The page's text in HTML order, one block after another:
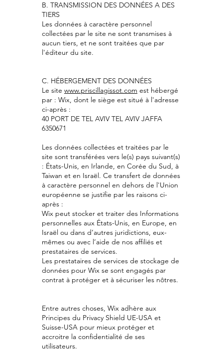
B. TRANSMISSION DES DONNÉES A DES
TIERS
Les données à caractère personnel
collectées par le site ne sont transmises à
aucun tiers, et ne sont traitées que par
l'éditeur du site.
C. HÉBERGEMENT DES DONNÉES
Le site www.priscillagissot.com est hébergé
par : Wix, dont le siège est situé à l'adresse
ci-après :
40 PORT DE TEL AVIV TEL AVIV JAFFA
6350671
Les données collectées et traitées par le
site sont transférées vers le(s) pays suivant(s)
: États-Unis, en Irlande, en Corée du Sud, à
Taiwan et en Israël. Ce transfert de données
à caractère personnel en dehors de l'Union
européenne se justifie par les raisons ci-
après :
Wix peut stocker et traiter des Informations
personnelles aux États-Unis, en Europe, en
Israël ou dans d’autres juridictions, eux-
mêmes ou avec l’aide de nos affiliés et
prestataires de services.
Les prestataires de services de stockage de
données pour Wix se sont engagés par
contrat à protéger et à sécuriser les nôtres.
Entre autres choses, Wix adhère aux
Principes du Privacy Shield UE-USA et
Suisse-USA pour mieux protéger et
accroitre la confidentialité de ses
utilisateurs.